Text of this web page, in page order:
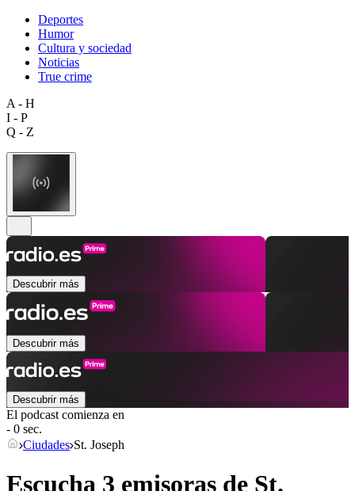
Deportes
Humor
Cultura y sociedad
Noticias
True crime
A - H
I - P
Q - Z
Descubrir más
Descubrir más
Descubrir más
El podcast comienza en
- 0 sec.
Ciudades St. Joseph
Escucha 3 emisoras de St.